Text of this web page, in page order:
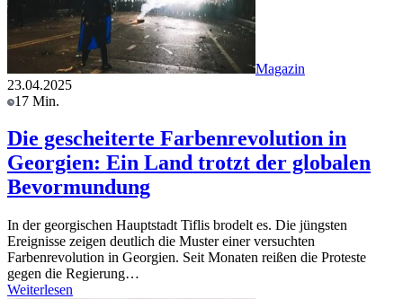
Magazin
23.04.2025
17 Min.
Die gescheiterte Farbenrevolution in
Georgien: Ein Land trotzt der globalen
Bevormundung
In der georgischen Hauptstadt Tiflis brodelt es. Die jüngsten
Ereignisse zeigen deutlich die Muster einer versuchten
Farbenrevolution in Georgien. Seit Monaten reißen die Proteste
gegen die Regierung…
Weiterlesen